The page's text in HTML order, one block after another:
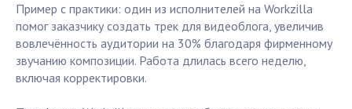
Пример с практики: один из исполнителей на Workzilla
помог заказчику создать трек для видеоблога, увеличив
вовлечённость аудитории на 30% благодаря фирменному
звучанию композиции. Работа длилась всего неделю,
включая корректировки.